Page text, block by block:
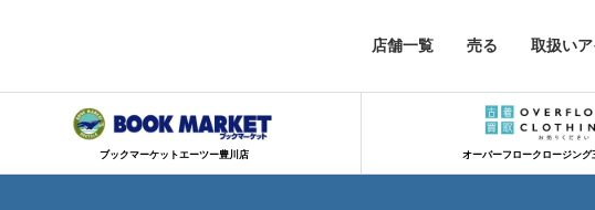
店舗一覧 売る 取扱い
ブックマーケットエーツー豊川店 オーバーフロークロージング